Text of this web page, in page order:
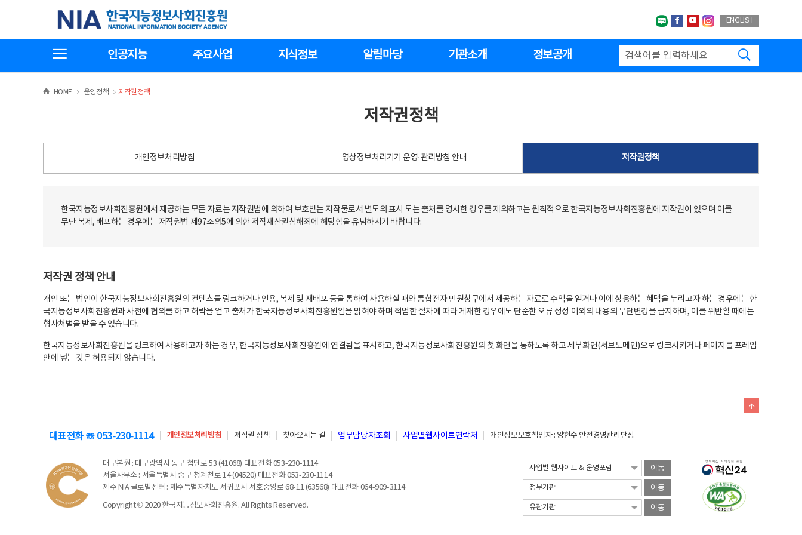
기
한국지능정보사회진흥원
네이버블로그
페이스북
유투브인스타그랩
ENGLISH
인공지능 주요사업 지식정보 알림마당 기관소개 정보공개
HOME >운영정책 >
저작권정책
저작권정책
개인정보처리방침 영상정보처리기기 운영·관리방침 안내 저작권정책
한국지능정보사회진흥원에서 제공하는 모든 자료는 저작권법에 의하여 보호받는 저작물로서 별도의 표시 도는 출처를 명시한 경우를 제외하고는 원칙적으로 한국지능정보사회진흥원에 저작권이 있으며 이를
무단 복제, 배포하는 경우에는 저작권법 제97조의5에 의한 저작재산권침해죄에 해당함을 유념하시기 바랍니다.
저작권 정책 안내
개인 또는 법인이 한국지능정보사회진흥원의 컨텐츠를 링크하거나 인용, 복제 및 재배포 등을 통하여 사용하실 때와 통합전자 민원창구에서 제공하는 자료로 수익을 얻거나 이에 상응하는 혜택을 누리고자 하는 경우에는 한
국지능정보사회진흥원과 사전에 협의를 하고 허락을 얻고 출처가 한국지능정보사회진흥원임을 밝혀야 하며 적법한 절차에 따라 게재한 경우에도 단순한 오류 정정 이외의 내용의 무단변경을 금지하며, 이를 위반할 때에는
형사처벌을 받을 수 있습니다.
한국지능정보사회진흥원을 링크하여 사용하고자 하는 경우, 한국지능정보사회진흥원에 연결됨을 표시하고, 한국지능정보사회진흥원의 첫 화면을 통하도록 하고 세부화면(서브도메인)으로 링크시키거나 페이지를 프레임
안에 넣는 것은 허용되지 않습니다.
대표전화 ☏ 053-230-1114 개인정보처리방침 저작권 정책 찾아오시는 길 업무담당자조회 사업별웹사이트연락처 개인정보보호책임자 : 양현수 안전경영관리단장
대구본원 : 대구광역시 동구 첨단로 53 (41068) 대표전화 053-230-1114
서울사무소 : 서울특별시 중구 청계천로 14 (04520) 대표전화 053-230-1114
제주 NIA 글로벌센터 : 제주특별자치도 서귀포시 서호중앙로 68-11 (63568) 대표전화 064-909-3114
Copyright © 2020 한국지능정보사회진흥원. All Rights Reserved.
이동
이동
이동